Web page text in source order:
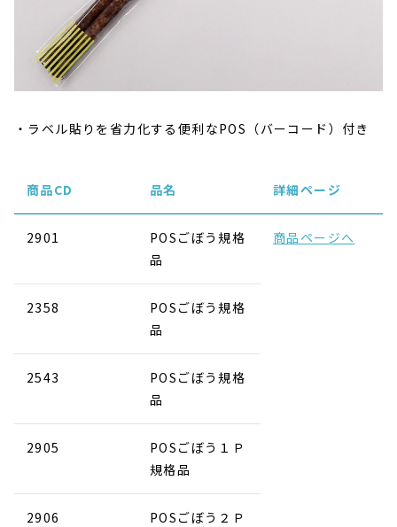
ラベル貼りを省力化する便利なPOS（バーコード）付き
商品CD 品名 詳細ページ
2901
POSごぼう規格
品
商品ページへ
2358
POSごぼう規格
品
2543
POSごぼう規格
品
2905
POSごぼう１Ｐ
規格品
2906
POSごぼう２Ｐ